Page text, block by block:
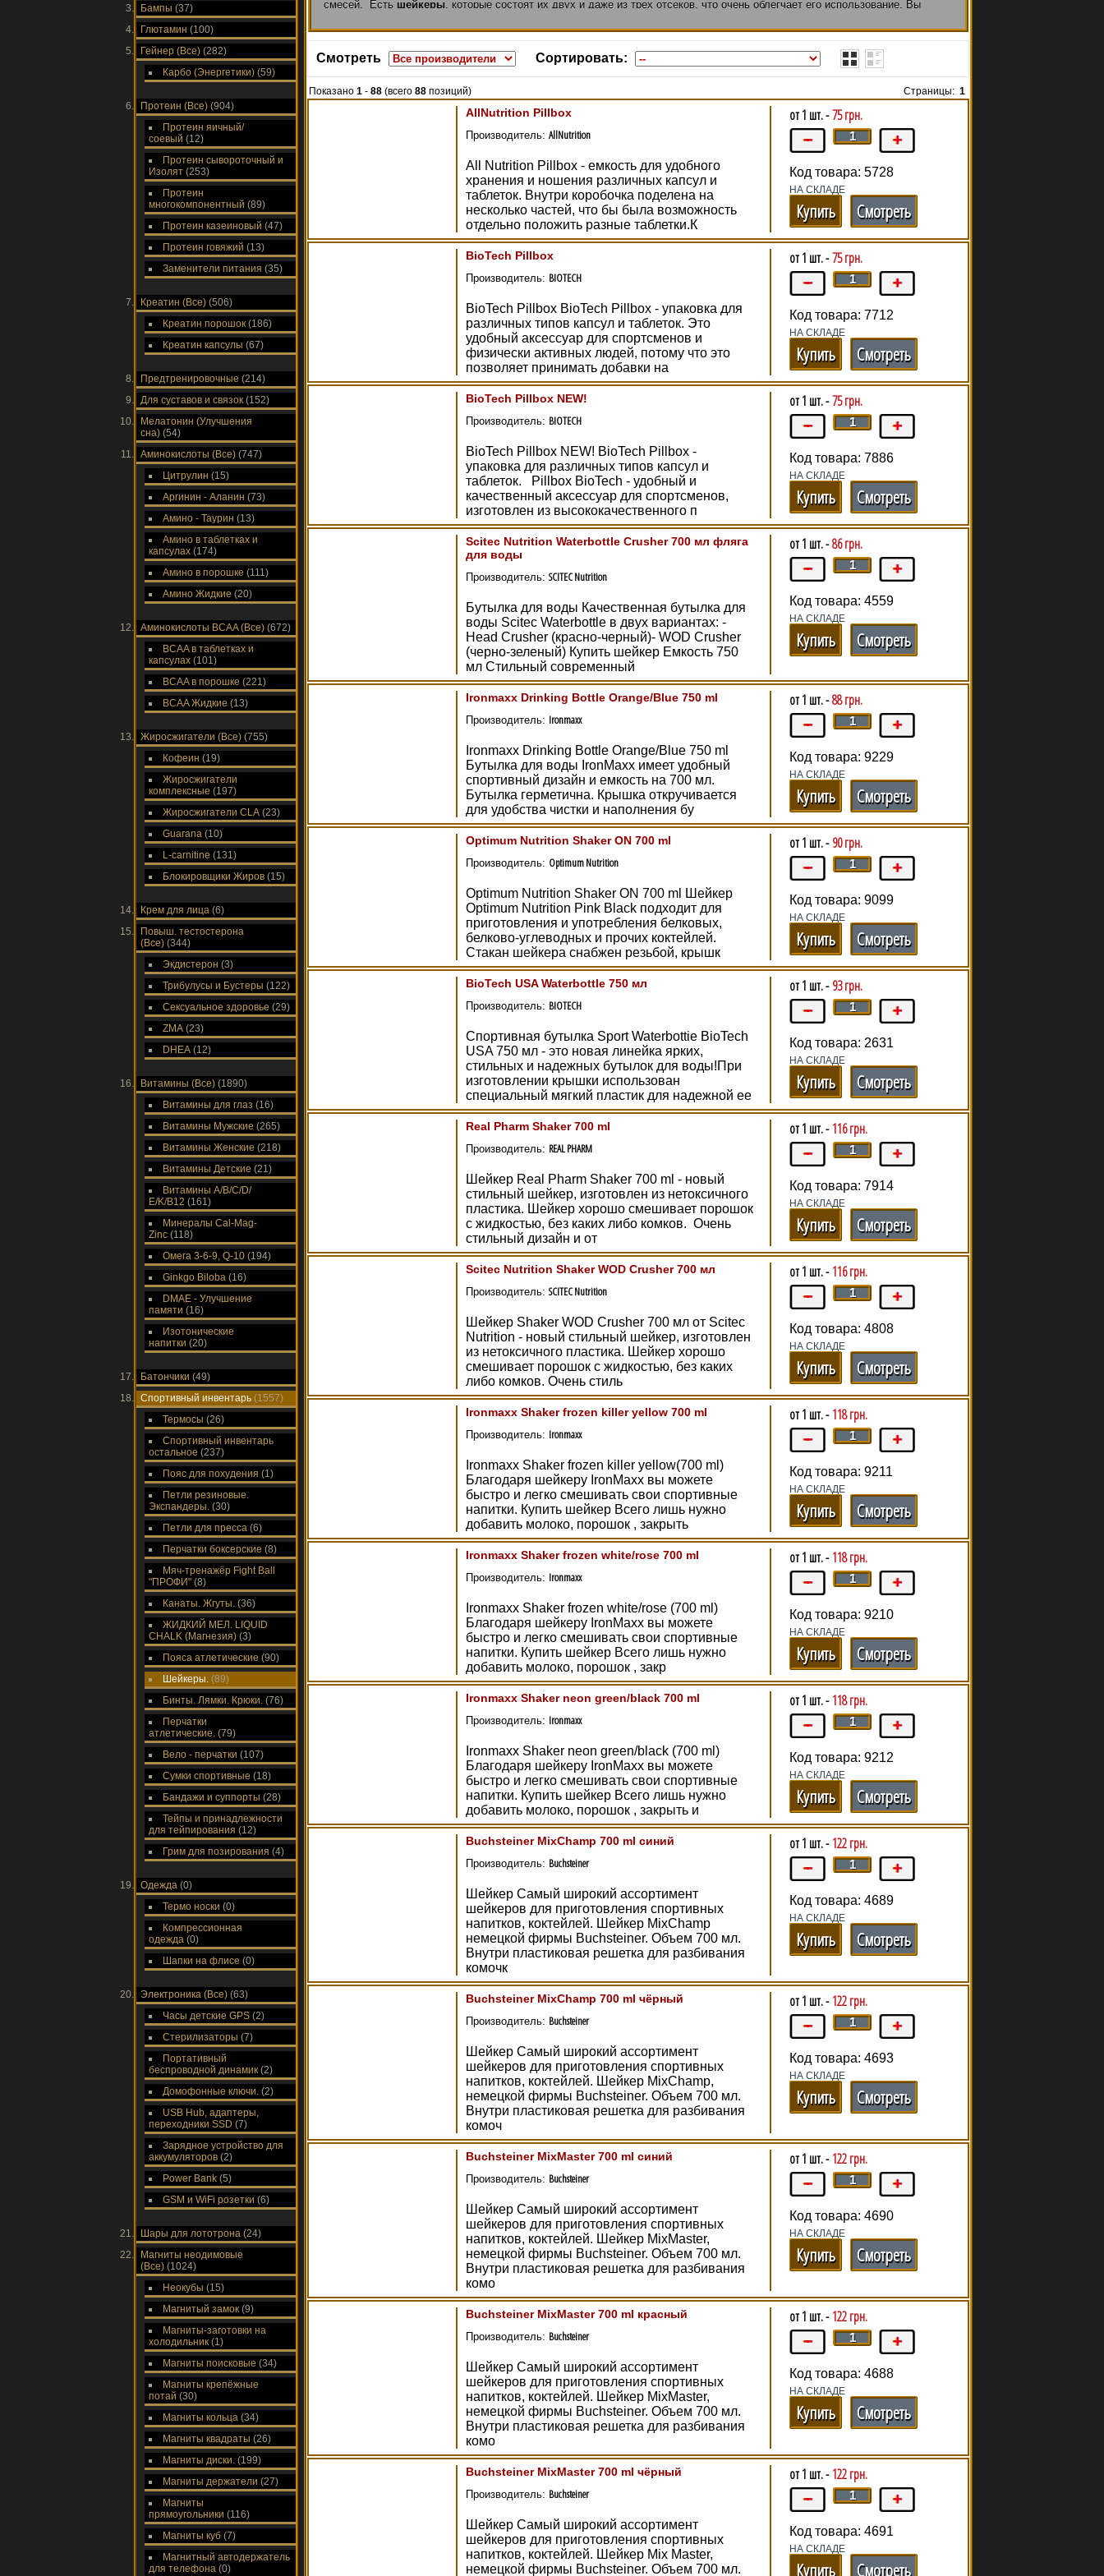
Бампы (37)
Глютамин (100)
Гейнер (Все) (282)
Карбо (Энергетики) (59)
Протеин (Все) (904)
Протеин яичный/
соевый (12)
Протеин сывороточный и
Изолят (253)
Протеин
многокомпонентный (89)
Протеин казеиновый (47)
Протеин говяжий (13)
Заменители питания (35)
Креатин (Все) (506)
Креатин порошок (186)
Креатин капсулы (67)
Предтренировочные (214)
Для суставов и связок (152)
Мелатонин (Улучшения
сна) (54)
Аминокислоты (Все) (747)
Цитрулин (15)
Аргинин - Аланин (73)
Амино - Таурин (13)
Амино в таблетках и
капсулах (174)
Амино в порошке (111)
Амино Жидкие (20)
Аминокислоты ВСAA (Все) (672)
ВСAA в таблетках и
капсулах (101)
ВСAA в порошке (221)
ВСAA Жидкие (13)
Жиросжигатели (Все) (755)
Кофеин (19)
Жиросжигатели
комплексные (197)
Жиросжигатели CLA (23)
Guarana (10)
L-carnitine (131)
Блокировщики Жиров (15)
Крем для лица (6)
Повыш. тестостерона
(Все) (344)
Экдистерон (3)
Трибулусы и Бустеры (122)
Сексуальное здоровье (29)
ZMA (23)
DHEA (12)
Витамины (Все) (1890)
Витамины для глаз (16)
Витамины Мужские (265)
Витамины Женские (218)
Витамины Детские (21)
Витамины A/В/С/D/
Е/K/B12 (161)
Минералы Cal-Mag-
Zinc (118)
Омега 3-6-9, Q-10 (194)
Ginkgo Biloba (16)
DMAE - Улучшение
памяти (16)
Изотонические
напитки (20)
Батончики (49)
Спортивный инвентарь (1557)
Термосы (26)
Спортивный инвентарь
остальное (237)
Пояс для похудения (1)
Петли резиновые.
Экспандеры. (30)
Петли для пресса (6)
Перчатки боксерские (8)
Мяч-тренажёр Fight Ball
"ПРОФИ" (8)
Канаты. Жгуты. (36)
ЖИДКИЙ МЕЛ. LIQUID
CHALK (Магнезия) (3)
Пояса атлетические (90)
Шейкеры. (89)
Бинты. Лямки. Крюки. (76)
Перчатки
атлетические. (79)
Вело - перчатки (107)
Сумки спортивные (18)
Бандажи и суппорты (28)
Тейпы и принадлежности
для тейпирования (12)
Грим для позирования (4)
Одежда (0)
Термо носки (0)
Компрессионная
одежда (0)
Шапки на флисе (0)
Электроника (Все) (63)
Часы детские GPS (2)
Стерилизаторы (7)
Портативный
беспроводной динамик (2)
Домофонные ключи. (2)
USB Hub, адаптеры,
переходники SSD (7)
Зарядное устройство для
аккумуляторов (2)
Power Bank (5)
GSM и WiFi розетки (6)
Шары для лототрона (24)
Магниты неодимовые
(Все) (1024)
Неокубы (15)
Магнитый замок (9)
Магниты-заготовки на
холодильник (1)
Магниты поисковые (34)
Магниты крепёжные
потай (30)
Магниты кольца (34)
Магниты квадраты (26)
Магниты диски. (199)
Магниты держатели (27)
Магниты
прямоугольники (116)
Магниты куб (7)
Магнитный автодержатель
для телефона (0)
смесей. Есть шейкеры , которые состоят их двух и даже из трех отсеков, что очень облегчает его использование. Вы
незаменимыеспортивные препараты, уместив все в одномшейкере.
Купить шейкер. Термос.
Смотреть Сортировать:
Показано 1 - 88 (всего 88 позиций) Страницы: 1
AllNutrition Pillbox
Производитель: AllNutrition
All Nutrition Pillbox - емкость для удобного
хранения и ношения различных капсул и
таблеток. Внутри коробочка поделена на
несколько частей, что бы была возможность
отдельно положить разные таблетки.К
от 1 шт. -75 грн.
Код товара: 5728
НА СКЛАДЕ
Купить Смотреть
BioTech Pillbox
Производитель: BIOTECH
BioTech Pillbox BioTech Pillbox - упаковка для
различных типов капсул и таблеток. Это
удобный аксессуар для спортсменов и
физически активных людей, потому что это
позволяет принимать добавки на
от 1 шт. -75 грн.
Код товара: 7712
НА СКЛАДЕ
Купить Смотреть
BioTech Pillbox NEW!
Производитель: BIOTECH
BioTech Pillbox NEW! BioTech Pillbox -
упаковка для различных типов капсул и
таблеток. Pillbox BioTech - удобный и
качественный аксессуар для спортсменов,
изготовлен из высококачественного п
от 1 шт. -75 грн.
Код товара: 7886
НА СКЛАДЕ
Купить Смотреть
Scitec Nutrition Waterbottle Crusher 700 мл фляга
для воды
Производитель: SCITEC Nutrition
Бутылка для воды Качественная бутылка для
воды Scitec Waterbottle в двух вариантах: -
Head Crusher (красно-черный)- WOD Crusher
(черно-зеленый) Купить шейкер Емкость 750
мл Стильный современный
от 1 шт. -86 грн.
Код товара: 4559
НА СКЛАДЕ
Купить Смотреть
Ironmaxx Drinking Bottle Orange/Blue 750 ml
Производитель: Ironmaxx
Ironmaxx Drinking Bottle Orange/Blue 750 ml
Бутылка для воды IronMaxx имеет удобный
спортивный дизайн и емкость на 700 мл.
Бутылка герметична. Крышка откручивается
для удобства чистки и наполнения бу
от 1 шт. -88 грн.
Код товара: 9229
НА СКЛАДЕ
Купить Смотреть
Optimum Nutrition Shaker ON 700 ml
Производитель: Optimum Nutrition
Optimum Nutrition Shaker ON 700 ml Шейкер
Optimum Nutrition Pink Black подходит для
приготовления и употребления белковых,
белково-углеводных и прочих коктейлей.
Стакан шейкера снабжен резьбой, крышк
от 1 шт. - 90 грн.
Код товара: 9099
НА СКЛАДЕ
Купить Смотреть
BioTech USA Waterbottle 750 мл
Производитель: BIOTECH
Спортивная бутылка Sport Waterbottie BioTech
USA 750 мл - это новая линейка ярких,
стильных и надежных бутылок для воды!При
изготовлении крышки использован
специальный мягкий пластик для надежной ее
от 1 шт. - 93 грн.
Код товара: 2631
НА СКЛАДЕ
Купить Смотреть
Real Pharm Shaker 700 ml
Производитель: REAL PHARM
Шейкер Real Pharm Shaker 700 ml - новый
стильный шейкер, изготовлен из нетоксичного
пластика. Шейкер хорошо смешивает порошок
с жидкостью, без каких либо комков. Очень
стильный дизайн и от
от 1 шт. - 116 грн.
Код товара: 7914
НА СКЛАДЕ
Купить Смотреть
Scitec Nutrition Shaker WOD Crusher 700 мл
Производитель: SCITEC Nutrition
Шейкер Shaker WOD Crusher 700 мл от Scitec
Nutrition - новый стильный шейкер, изготовлен
из нетоксичного пластика. Шейкер хорошо
смешивает порошок с жидкостью, без каких
либо комков. Очень стиль
от 1 шт. - 116 грн.
Код товара: 4808
НА СКЛАДЕ
Купить Смотреть
Ironmaxx Shaker frozen killer yellow 700 ml
Производитель: Ironmaxx
Ironmaxx Shaker frozen killer yellow(700 ml)
Благодаря шейкеру IronMaxx вы можете
быстро и легко смешивать свои спортивные
напитки. Купить шейкер Всего лишь нужно
добавить молоко, порошок , закрыть
от 1 шт. - 118 грн.
Код товара: 9211
НА СКЛАДЕ
Купить Смотреть
Ironmaxx Shaker frozen white/rose 700 ml
Производитель: Ironmaxx
Ironmaxx Shaker frozen white/rose (700 ml)
Благодаря шейкеру IronMaxx вы можете
быстро и легко смешивать свои спортивные
напитки. Купить шейкер Всего лишь нужно
добавить молоко, порошок , закр
от 1 шт. - 118 грн.
Код товара: 9210
НА СКЛАДЕ
Купить Смотреть
Ironmaxx Shaker neon green/black 700 ml
Производитель: Ironmaxx
Ironmaxx Shaker neon green/black (700 ml)
Благодаря шейкеру IronMaxx вы можете
быстро и легко смешивать свои спортивные
напитки. Купить шейкер Всего лишь нужно
добавить молоко, порошок , закрыть и
от 1 шт. - 118 грн.
Код товара: 9212
НА СКЛАДЕ
Купить Смотреть
Buchsteiner MixChamp 700 ml синий
Производитель: Buchsteiner
Шейкер Самый широкий ассортимент
шейкеров для приготовления спортивных
напитков, коктейлей. Шейкер MixChamp
немецкой фирмы Buchsteiner. Объем 700 мл.
Внутри пластиковая решетка для разбивания
комочк
от 1 шт. - 122 грн.
Код товара: 4689
НА СКЛАДЕ
Купить Смотреть
Buchsteiner MixChamp 700 ml чёрный
Производитель: Buchsteiner
Шейкер Самый широкий ассортимент
шейкеров для приготовления спортивных
напитков, коктейлей. Шейкер MixChamp,
немецкой фирмы Buchsteiner. Объем 700 мл.
Внутри пластиковая решетка для разбивания
комоч
от 1 шт. - 122 грн.
Код товара: 4693
НА СКЛАДЕ
Купить Смотреть
Buchsteiner MixMaster 700 ml синий
Производитель: Buchsteiner
Шейкер Самый широкий ассортимент
шейкеров для приготовления спортивных
напитков, коктейлей. Шейкер MixMaster,
немецкой фирмы Buchsteiner. Объем 700 мл.
Внутри пластиковая решетка для разбивания
комо
от 1 шт. - 122 грн.
Код товара: 4690
НА СКЛАДЕ
Купить Смотреть
Buchsteiner MixMaster 700 ml красный
Производитель: Buchsteiner
Шейкер Самый широкий ассортимент
шейкеров для приготовления спортивных
напитков, коктейлей. Шейкер MixMaster,
немецкой фирмы Buchsteiner. Объем 700 мл.
Внутри пластиковая решетка для разбивания
комо
от 1 шт. - 122 грн.
Код товара: 4688
НА СКЛАДЕ
Купить Смотреть
Buchsteiner MixMaster 700 ml чёрный
Производитель: Buchsteiner
Шейкер Самый широкий ассортимент
шейкеров для приготовления спортивных
напитков, коктейлей. Шейкер Mix Master,
немецкой фирмы Buchsteiner. Объем 700 мл.
от 1 шт. - 122 грн.
Код товара: 4691
НА СКЛАДЕ
Купить Смотреть